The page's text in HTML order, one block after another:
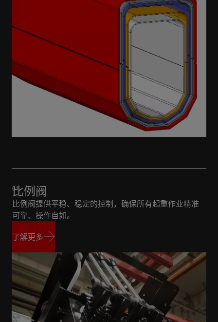
比例阀
比例阀提供平稳、稳定的控制，确保所有起重作业精准
可靠、操作自如。
了解更多
了解更多